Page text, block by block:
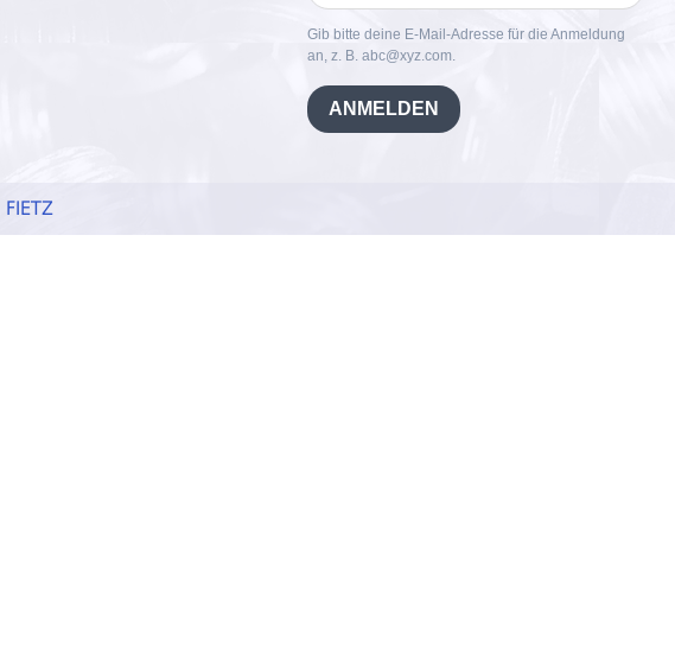
Gib bitte deine E-Mail-Adresse für die Anmeldung
an, z. B. abc@xyz.com.
ANMELDEN
FIETZ